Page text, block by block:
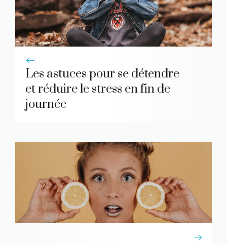
Les astuces pour se détendre
et réduire le stress en fin de
journée